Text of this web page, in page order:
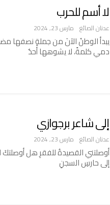
لا أسم للحرب
عدنان الصائغ مارس 23, 2024
يبدأ الوطنُ الآنَ من جملةٍ نصفها
دمي كلمةً، لا يشوهها أحدٌ
إلى شاعر برجوازي
عدنان الصائغ مارس 23, 2024
أوصلتني القصيدةُ للفقرِ هل
إلى حارسِ السجنِ